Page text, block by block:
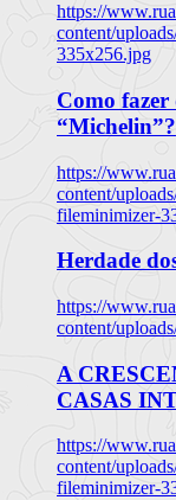
https://
content/
335x256.jpg
Como
“Michelin”?
https://
content/
fileminimizer-
Herdade
https://
content/
A
CASAS
https://
content/
fileminimizer-